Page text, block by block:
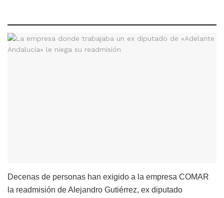
Decenas de personas han exigido a la empresa COMAR
la readmisión de Alejandro Gutiérrez, ex diputado